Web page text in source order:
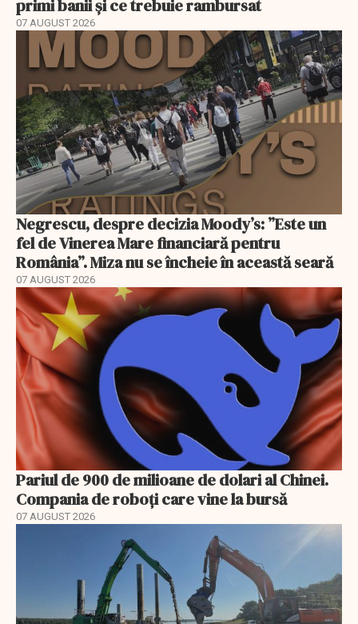
primi banii și ce trebuie rambursat
07 AUGUST 2026
Negrescu, despre decizia Moody’s: ”Este un
fel de Vinerea Mare financiară pentru
România”. Miza nu se încheie în această seară
07 AUGUST 2026
Pariul de 900 de milioane de dolari al Chinei.
Compania de roboți care vine la bursă
07 AUGUST 2026